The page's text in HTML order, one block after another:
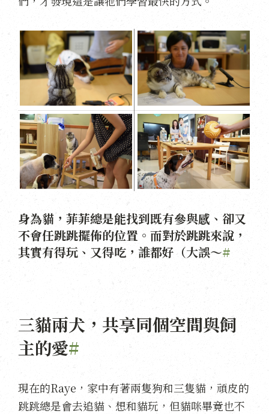
身為貓，菲菲總是能找到既有參與感、卻又
不會任跳跳擺佈的位置。而對於跳跳來說，
其實有得玩、又得吃，誰都好（大誤～#
三貓兩犬，共享同個空間與飼
主的愛#
現在的Raye，家中有著兩隻狗和三隻貓，頑皮的
跳跳總是會去追貓、想和貓玩，但貓咪畢竟也不